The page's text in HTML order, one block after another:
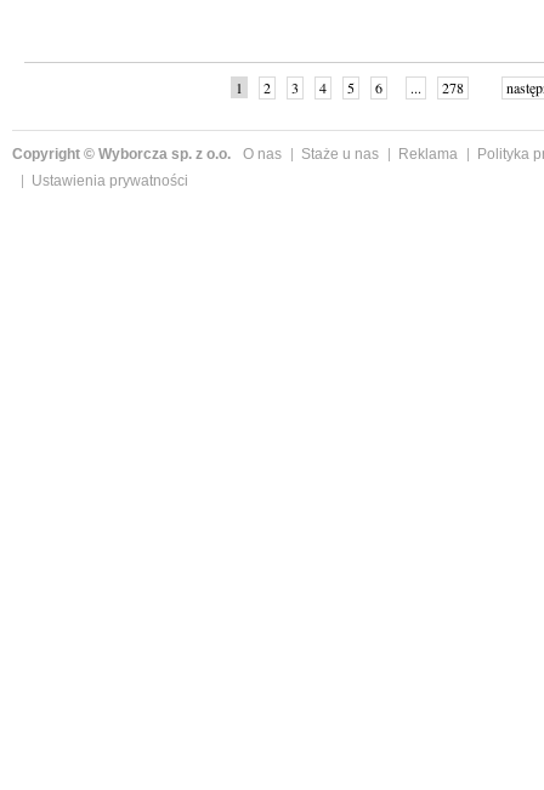
1 2 3 4 5 6 ... 278
Copyright © Wyborcza sp. z o.o. O nas Staże u nas Reklama
Polityka
Ustawienia prywatności